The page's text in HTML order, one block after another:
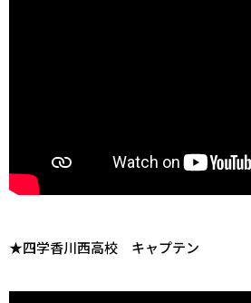
★四学香川西高校 キャプテン